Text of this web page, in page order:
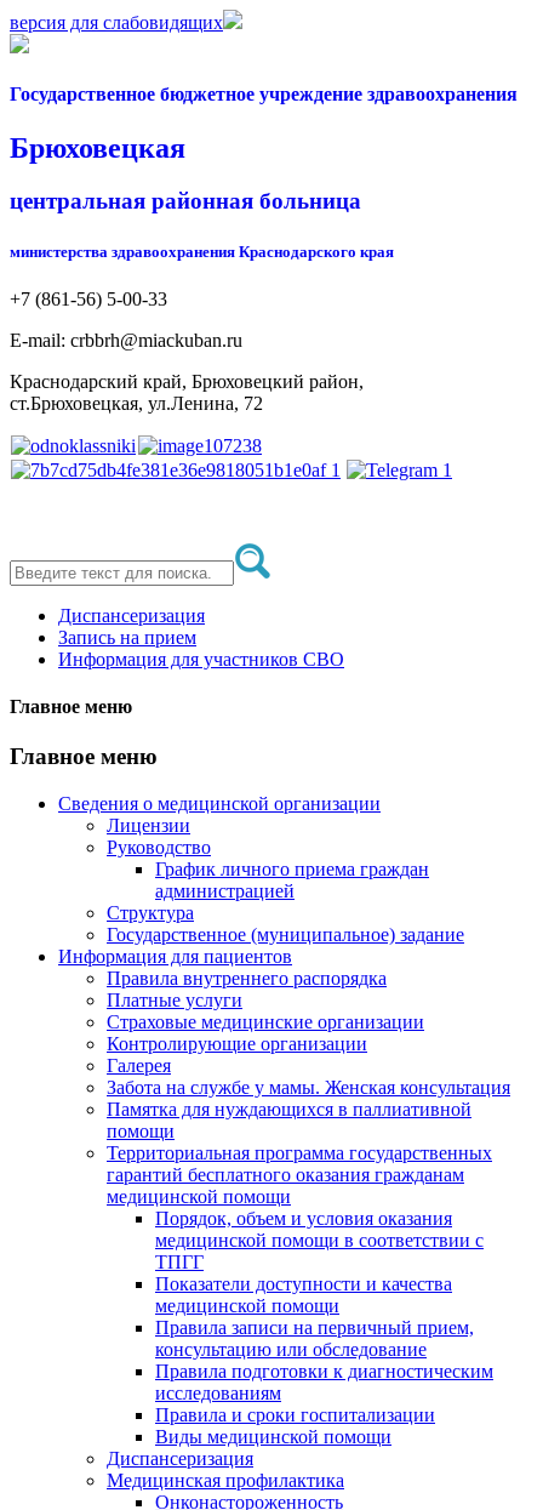
версия для слабовидящих
Государственное бюджетное учреждение здравоохранения
Брюховецкая
центральная районная больница
министерства здравоохранения Краснодарского края
+7 (861-56) 5-00-33
Е-mail: crbbrh@miackuban.ru
Краснодарский край, Брюховецкий район,
ст.Брюховецкая, ул.Ленина, 72
Диспансеризация
Запись на прием
Информация для участников СВО
Главное меню
Главное меню
Сведения о медицинской организации
Лицензии
Руководство
График личного приема граждан
администрацией
Структура
Государственное (муниципальное) задание
Информация для пациентов
Правила внутреннего распорядка
Платные услуги
Страховые медицинские организации
Контролирующие организации
Галерея
Забота на службе у мамы. Женская консультация
Памятка для нуждающихся в паллиативной
помощи
Территориальная программа государственных
гарантий бесплатного оказания гражданам
медицинской помощи
Порядок, объем и условия оказания
медицинской помощи в соответствии с
ТПГГ
Показатели доступности и качества
медицинской помощи
Правила записи на первичный прием,
консультацию или обследование
Правила подготовки к диагностическим
исследованиям
Правила и сроки госпитализации
Виды медицинской помощи
Диспансеризация
Медицинская профилактика
Онконастороженность